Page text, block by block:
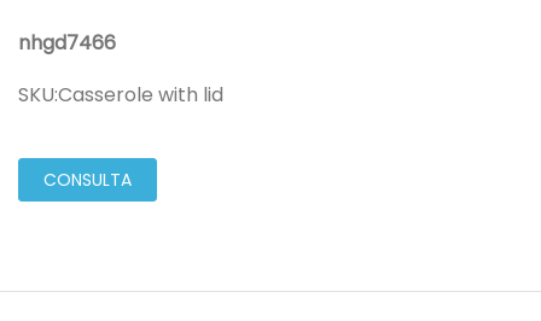
nhgd7466
SKU:Casserole with lid
CONSULTA